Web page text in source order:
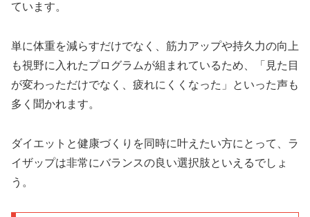
ています。
単に体重を減らすだけでなく、筋力アップや持久力の向上
も視野に入れたプログラムが組まれているため、「見た目
が変わっただけでなく、疲れにくくなった」といった声も
多く聞かれます。
ダイエットと健康づくりを同時に叶えたい方にとって、ラ
イザップは非常にバランスの良い選択肢といえるでしょ
う。